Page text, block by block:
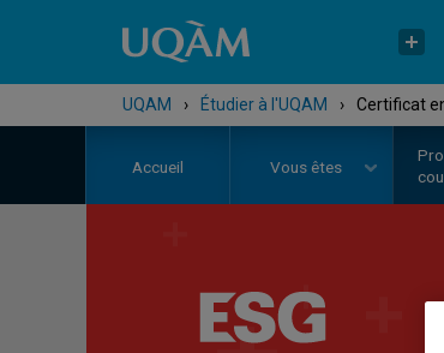
UQAM › Étudier à l'UQAM › Certificat
Accueil Vous êtes